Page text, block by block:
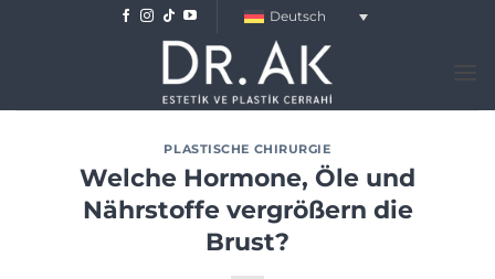
Deutsch
PLASTISCHE CHIRURGIE
Welche Hormone, Öle und
Nährstoffe vergrößern die
Brust?